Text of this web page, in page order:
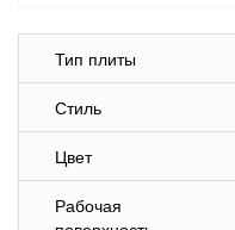
Тип плиты
Стиль
Цвет
Рабочая